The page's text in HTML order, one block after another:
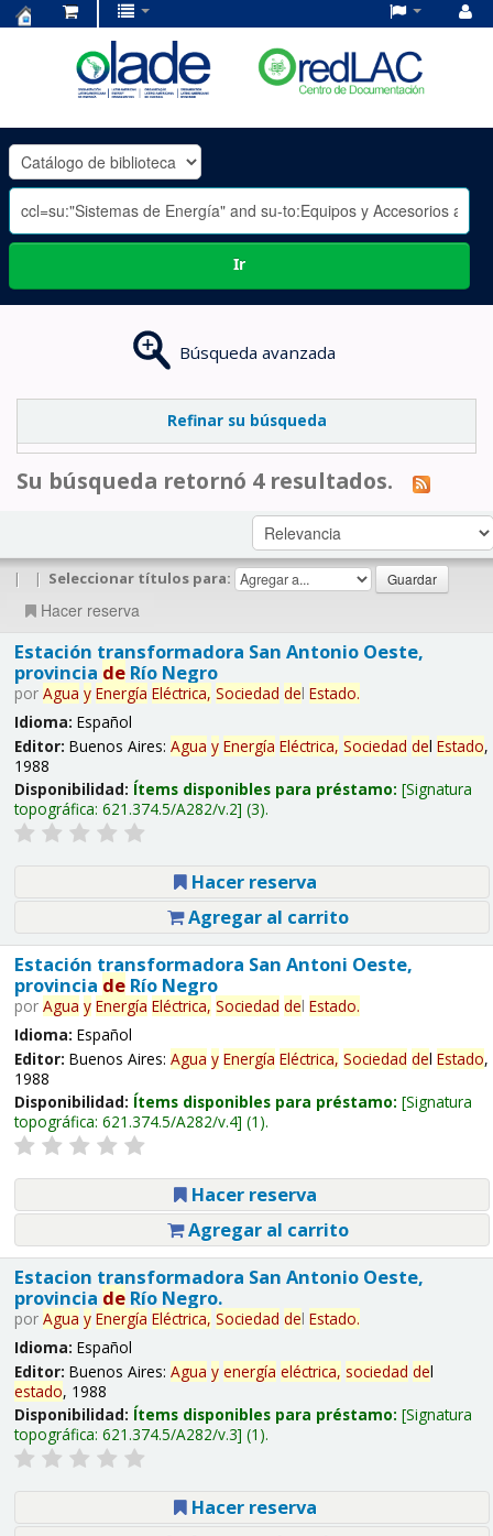
OLADE
-
Ir
Búsqueda avanzada
Refinar su búsqueda
Su búsqueda retornó 4 resultados.
| | Seleccionar títulos para:
Hacer reserva
Estación transformadora San Antonio Oeste,
provincia deRío Negro
por Agua y Energía Eléctrica, Sociedad del Estado.
Idioma: Español
Editor: Buenos Aires: Agua y Energía Eléctrica, Sociedad del Estado,
1988
Disponibilidad: Ítems disponibles para préstamo: Signatura
topográfica: 621.374.5/A282/v.2 (3).
Hacer reserva
Agregar al carrito
Estación transformadora San Antoni Oeste,
provincia deRío Negro
por Agua y Energía Eléctrica, Sociedad del Estado.
Idioma: Español
Editor: Buenos Aires: Agua y Energía Eléctrica, Sociedad del Estado,
1988
Disponibilidad: Ítems disponibles para préstamo: Signatura
topográfica: 621.374.5/A282/v.4 (1).
Hacer reserva
Agregar al carrito
Estacion transformadora San Antonio Oeste,
provincia deRío Negro.
por Agua y Energía Eléctrica, Sociedad del Estado.
Idioma: Español
Editor: Buenos Aires: Agua y energía eléctrica, sociedad del
estado, 1988
Disponibilidad: Ítems disponibles para préstamo: Signatura
topográfica: 621.374.5/A282/v.3 (1).
Hacer reserva